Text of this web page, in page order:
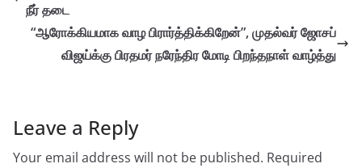
நீர் தடை
“ஆரோக்கியமாக வாழ பிரார்த்திக்கிறேன்”, முதல்வர் ஜோசப்
விஜய்க்கு பிரதமர் நரேந்திர மோடி பிறந்தநாள் வாழ்த்து
Leave a Reply
Your email address will not be published. Required